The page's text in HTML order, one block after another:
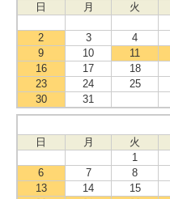
日
月 火
2
3 4
9
10 11
16
17 18
23
24 25
30
31
日
月 火
1
6
7 8
13
14 15